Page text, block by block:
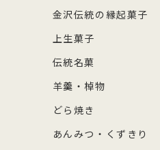
金沢伝統の縁起菓子
上生菓子
伝統名菓
羊羹・棹物
どら焼き
あんみつ・くずきり